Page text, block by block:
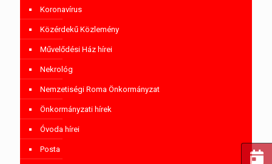
Koronavírus
Közérdekű Közlemény
Művelődési Ház hírei
Nekrológ
Nemzetiségi Roma Önkormányzat
Önkormányzati hírek
Óvoda hírei
Posta